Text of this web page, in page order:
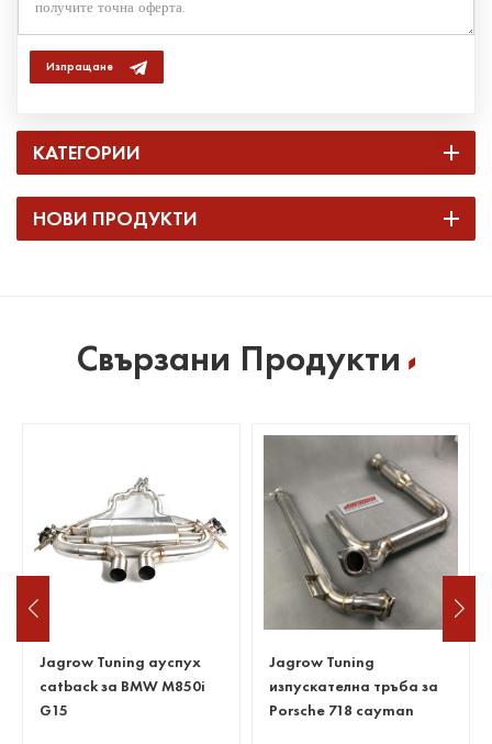
Изпращане
КАТЕГОРИИ
НОВИ ПРОДУКТИ
Свързани Продукти
Jagrow Tuning
изпускателна тръба за
Porsche 718 cayman
Изпускателна тръба без
котка за Benz C63 W205